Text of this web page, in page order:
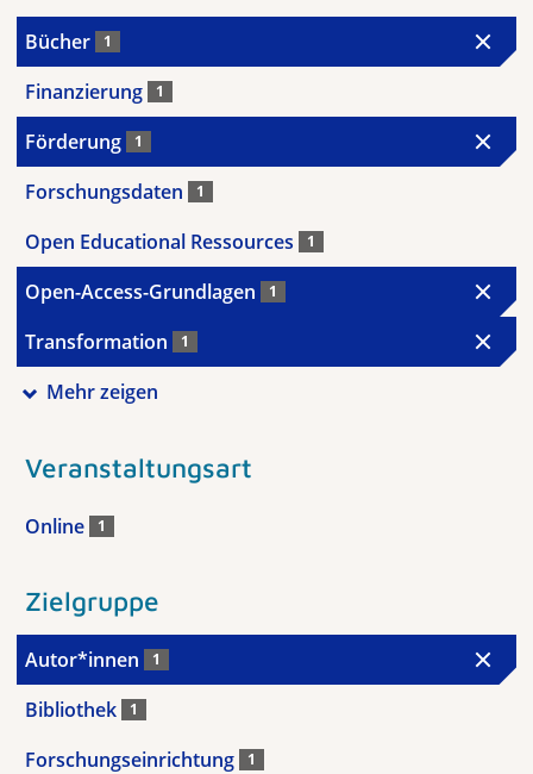
Bücher 1
Finanzierung 1
Förderung 1
Forschungsdaten 1
Open Educational Ressources 1
Open-Access-Grundlagen 1
Transformation 1
Mehr zeigen
Veranstaltungsart
Online 1
Zielgruppe
Autor*innen 1
Bibliothek 1
Forschungseinrichtung 1